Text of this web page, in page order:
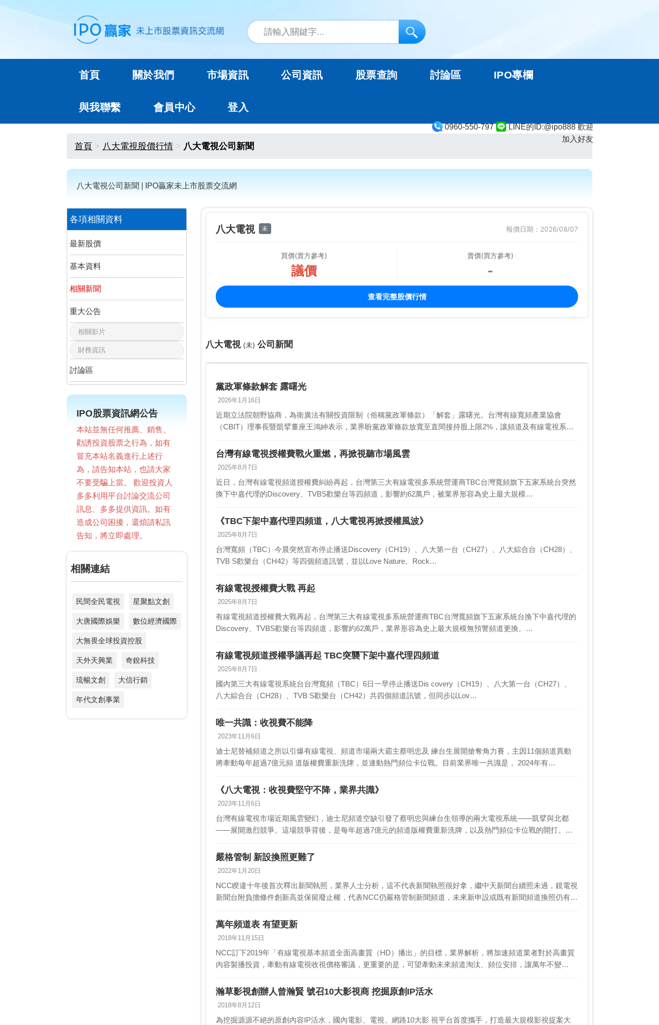
0960-550-797
LINE的ID:@ipo888 歡迎
加入好友
首頁 關於我們 市場資訊 公司資訊 股票查詢 討論區 IPO專欄
與我聯繫 會員中心 登入
首頁 八大電視股價行情 八大電視公司新聞
八大電視公司新聞 | IPO贏家未上市股票交流網
各項相關資料
最新股價
基本資料
相關新聞
重大公告
相關影片
財務資訊
討論區
IPO股票資訊網公告
本站並無任何推薦、銷售、
勸誘投資股票之行為，如有
冒充本站名義進行上述行
為，請告知本站，也請大家
不要受騙上當。 歡迎投資人
多多利用平台討論交流公司
訊息、多多提供資訊。如有
造成公司困擾，還煩請私訊
告知，將立即處理。
相關連結
民間全民電視 星聚點文創
大唐國際娛樂 數位經濟國際
大無畏全球投資控股
天外天興業 奇銳科技
琉暢文創 大信行銷
年代文創事業
八大電視 未 報價日期：2026/08/07
買價(賣方參考)
議價
賣價(買方參考)
-
查看完整股價行情
八大電視 (未) 公司新聞
黨政軍條款解套 露曙光
2026年1月16日
近期立法院朝野協商，為衛廣法有關投資限制（俗稱黨政軍條款）「解套」露曙光。台灣有線寬頻產業協會
（CBIT）理事長暨凱擘董座王鴻紳表示，業界盼黨政軍條款放寬至直間接持股上限2%，讓頻道及有線電視系統
台灣有線電視授權費戰火重燃，再掀視聽市場風雲
2025年8月7日
近日，台灣有線電視頻道授權費糾紛再起，台灣第三大有線電視多系統營運商TBC台灣寬頻旗下五家系統台突然
換下中嘉代理的Discovery、TVBS歡樂台等四頻道，影響約62萬戶，被業界形容為史上最大規模…
《TBC下架中嘉代理四頻道，八大電視再掀授權風波》
2025年8月7日
台灣寬頻（TBC）今晨突然宣布停止播送Discovery（CH19）、八大第一台（CH27）、八大綜合台（CH28）、
TVB S歡樂台（CH42）等四個頻道訊號，並以Love Nature、Rock…
有線電視授權費大戰 再起
2025年8月7日
有線電視頻道授權費大戰再起，台灣第三大有線電視多系統營運商TBC台灣寬頻旗下五家系統台換下中嘉代理的
Discovery、TVBS歡樂台等四頻道，影響約62萬戶，業界形容為史上最大規模無預警頻道更換。…
有線電視頻道授權爭議再起 TBC突襲下架中嘉代理四頻道
2025年8月7日
國內第三大有線電視系統台台灣寬頻（TBC）6日一早停止播送Dis covery（CH19）、八大第一台（CH27）、
八大綜合台（CH28）、TVB S歡樂台（CH42）共四個頻道訊號，但同步以Lov…
唯一共識：收視費不能降
2023年11月6日
迪士尼替補頻道之所以引爆有線電視、頻道市場兩大霸主蔡明忠及 練台生展開搶奪角力賽，主因11個頻道異動
將牽動每年超過7億元頻 道版權費重新洗牌，並連動熱門頻位卡位戰。目前業界唯一共識是， 2024年有…
《八大電視：收視費堅守不降，業界共識》
2023年11月6日
台灣有線電視市場近期風雲變幻，迪士尼頻道空缺引發了蔡明忠與練台生領導的兩大電視系統——凱擘與北都
——展開激烈競爭。這場競爭背後，是每年超過7億元的頻道版權費重新洗牌，以及熱門頻位卡位戰的開打。業
嚴格管制 新設換照更難了
2022年1月20日
NCC睽違十年後首次釋出新聞執照，業界人士分析，這不代表新聞執照很好拿，繼中天新聞台續照未過，鏡電視
新聞台附負擔條件創新高並保留廢止權，代表NCC仍嚴格管制新聞頻道，未來新申設或既有新聞頻道換照仍有…
萬年頻道表 有望更新
2018年11月15日
NCC訂下2019年「有線電視基本頻道全面高畫質（HD）播出」的目標，業界解析，將加速頻道業者對於高畫質
內容製播投資，牽動有線電視收視價格審議，更重要的是，可望牽動未來頻道淘汰、頻位安排，讓萬年不變…
瀚草影視創辦人曾瀚賢 號召10大影視商 挖掘原創IP活水
2018年8月12日
為挖掘源源不絕的原創內容IP活水，國內電影、電視、網路10大影 視平台首度攜手，打造最大規模影視提案大